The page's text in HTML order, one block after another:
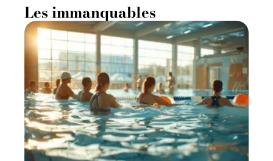
Les immanquables